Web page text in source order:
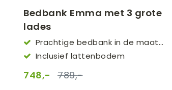
Bedbank Emma met 3 grote
lades
Prachtige bedbank in de maat
90x200
Inclusief lattenbodem
748,- 789,-